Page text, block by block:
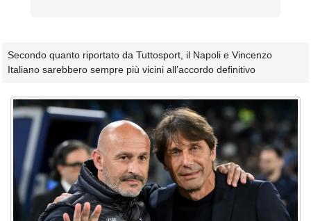
Secondo quanto riportato da Tuttosport, il Napoli e Vincenzo
Italiano sarebbero sempre più vicini all’accordo definitivo